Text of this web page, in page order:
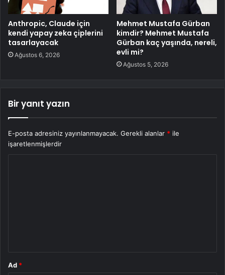
Anthropic, Claude için
kendi yapay zeka çiplerini
tasarlayacak
Ağustos 6, 2026
Mehmet Mustafa Gürban
kimdir? Mehmet Mustafa
Gürban kaç yaşında, nereli,
evli mi?
Ağustos 5, 2026
Bir yanıt yazın
E-posta adresiniz yayınlanmayacak. Gerekli alanlar * ile
işaretlenmişlerdir
Ad *